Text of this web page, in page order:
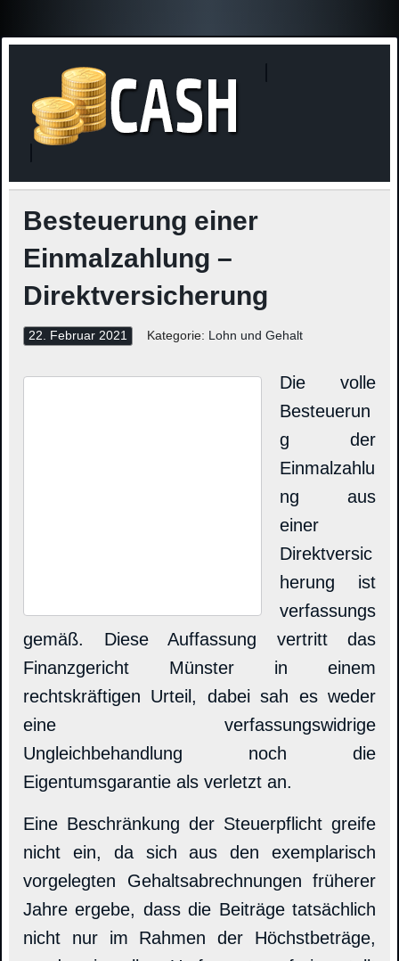
Besteuerung einer
Einmalzahlung –
Direktversicherung
22. Februar 2021 Kategorie: Lohn und Gehalt
Die volle
Besteuerun
g der
Einmalzahlu
ng aus
einer
Direktversic
herung ist
verfassungs
gemäß. Diese Auffassung vertritt das
Finanzgericht Münster in einem
rechtskräftigen Urteil, dabei sah es weder
eine verfassungswidrige
Ungleichbehandlung noch die
Eigentumsgarantie als verletzt an.
Eine Beschränkung der Steuerpflicht greife
nicht ein, da sich aus den exemplarisch
vorgelegten Gehaltsabrechnungen früherer
Jahre ergebe, dass die Beiträge tatsächlich
nicht nur im Rahmen der Höchstbeträge,